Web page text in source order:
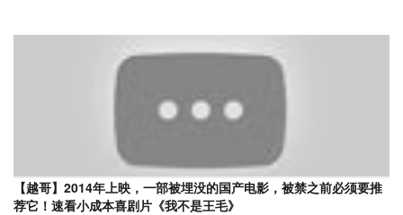
【越哥】2014年上映，一部被埋没的国产电影，被禁之前必须要推
荐它！速看小成本喜剧片《我不是王毛》